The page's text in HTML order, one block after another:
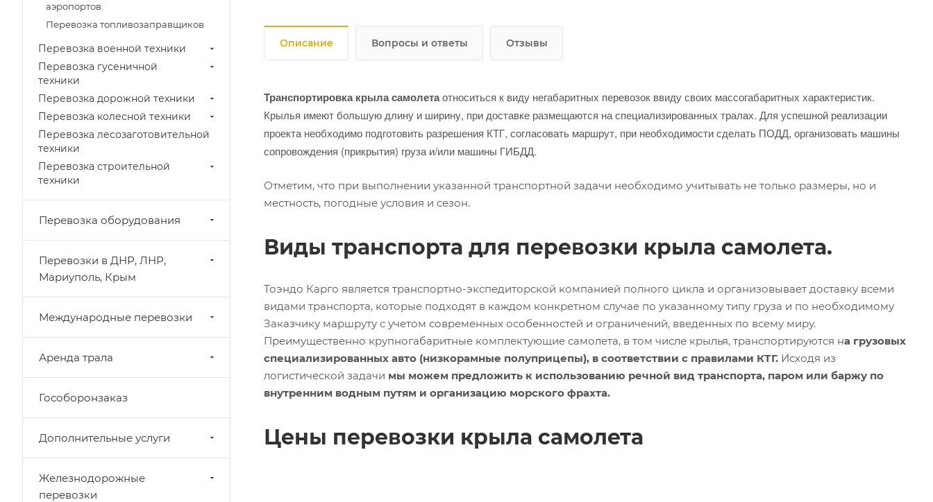
Описание Вопросы и ответы Отзывы
Транспортировка крыла самолетаотноситься к виду негабаритных перевозок ввиду своих массогабаритных характеристик.
Крылья имеют большую длину и ширину, при доставке размещаются на специализированных тралах. Для успешной реализации
проекта необходимо подготовить разрешения КТГ, согласовать маршрут, при необходимости сделать ПОДД, организовать машины
сопровождения (прикрытия) груза и/или машины ГИБДД.
Отметим, что при выполнении указанной транспортной задачи необходимо учитывать не только размеры, но и
местность, погодные условия и сезон.
Виды транспорта для перевозки крыла самолета.
Тоэндо Карго является транспортно-экспедиторской компанией полного цикла и организовывает доставку всеми
видами транспорта, которые подходят в каждом конкретном случае по указанному типу груза и по необходимому
Заказчику маршруту с учетом современных особенностей и ограничений, введенных по всему миру.
Преимущественно крупногабаритные комплектующие самолета, в том числе крылья, транспортируются на грузовых
специализированных авто (низкорамные полуприцепы), в соответствии с правилами КТГ. Исходя из
логистической задачи мы можем предложить к использованию речной вид транспорта, паром или баржу по
внутренним водным путям и организацию морского фрахта.
Цены перевозки крыла самолета
аэропортов
Перевозка топливозаправщиков
Перевозка военной техники
Перевозка гусеничной
техники
Перевозка дорожной техники
Перевозка колесной техники
Перевозка лесозаготовительной
техники
Перевозка строительной
техники
Перевозка оборудования
Перевозки в ДНР, ЛНР,
Мариуполь, Крым
Международные перевозки
Аренда трала
Гособоронзаказ
Дополнительные услуги
Железнодорожные
перевозки